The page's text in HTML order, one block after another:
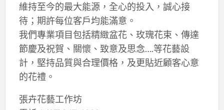
維持至今的最大能源，全心的投入，誠心接
待；期許每位客戶均能滿意。
我們專業項目包括精緻盆花、玫瑰花束、傳達
節慶及祝賀、關懷、致意及思念….等花藝設
計，堅持品質與合理價格，及更貼近顧客心意
的花禮。
張卉花藝工作坊